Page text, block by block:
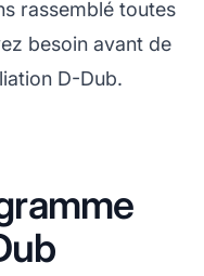
rassemblé toutes
besoin avant de
D-Dub.